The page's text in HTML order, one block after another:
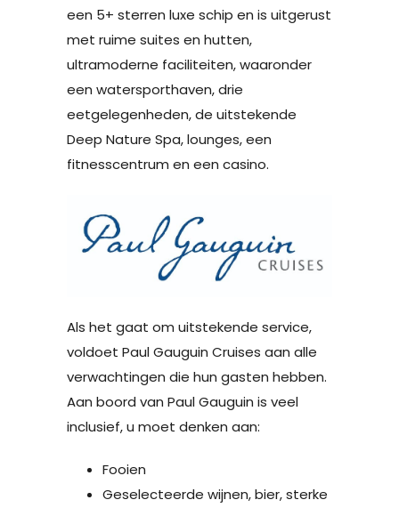
een 5+ sterren luxe schip en is uitgerust
met ruime suites en hutten,
ultramoderne faciliteiten, waaronder
een watersporthaven, drie
eetgelegenheden, de uitstekende
Deep Nature Spa, lounges, een
fitnesscentrum en een casino.
Als het gaat om uitstekende service,
voldoet Paul Gauguin Cruises aan alle
verwachtingen die hun gasten hebben.
Aan boord van Paul Gauguin is veel
inclusief, u moet denken aan:
Fooien
Geselecteerde wijnen, bier, sterke